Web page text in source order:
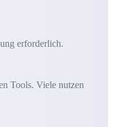
erforderlich.
Tools. Viele nutzen